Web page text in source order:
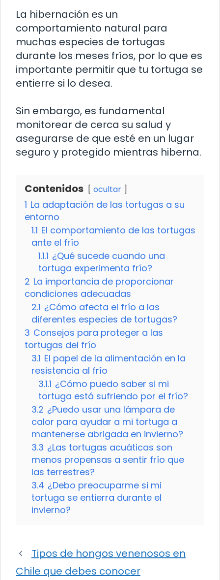
La hibernación es un
comportamiento natural para
muchas especies de tortugas
durante los meses fríos, por lo que es
importante permitir que tu tortuga se
entierre si lo desea.
Sin embargo, es fundamental
monitorear de cerca su salud y
asegurarse de que esté en un lugar
seguro y protegido mientras hiberna.
Contenidos ocultar
1 La adaptación de las tortugas a su
entorno
1.1 El comportamiento de las tortugas
ante el frío
1.1.1 ¿Qué sucede cuando una
tortuga experimenta frío?
2 La importancia de proporcionar
condiciones adecuadas
2.1 ¿Cómo afecta el frío a las
diferentes especies de tortugas?
3 Consejos para proteger a las
tortugas del frío
3.1 El papel de la alimentación en la
resistencia al frío
3.1.1 ¿Cómo puedo saber si mi
tortuga está sufriendo por el frío?
3.2 ¿Puedo usar una lámpara de
calor para ayudar a mi tortuga a
mantenerse abrigada en invierno?
3.3 ¿Las tortugas acuáticas son
menos propensas a sentir frío que
las terrestres?
3.4 ¿Debo preocuparme si mi
tortuga se entierra durante el
invierno?
Tipos de hongos venenosos en
Chile que debes conocer